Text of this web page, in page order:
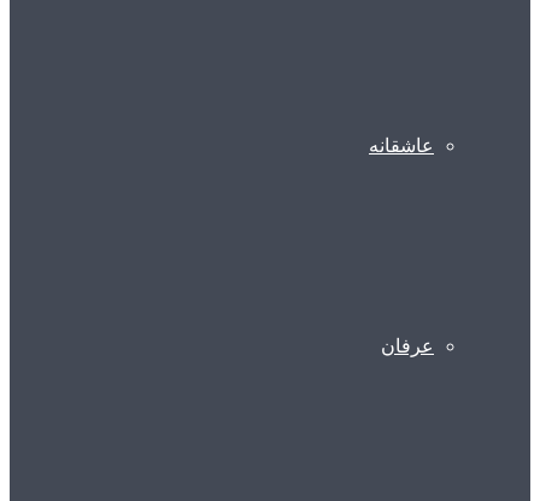
عاشقانه
عرفان